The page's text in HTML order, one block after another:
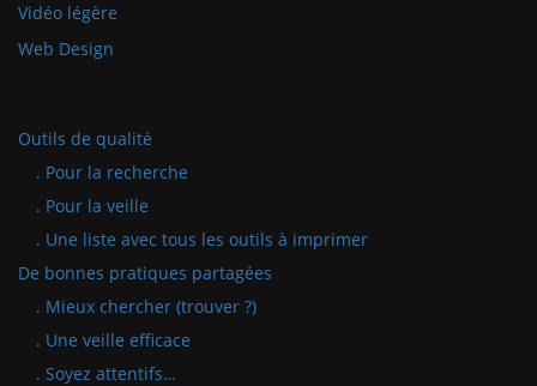
Vidéo légère
Web Design
Outils de qualité
. Pour la recherche
. Pour la veille
. Une liste avec tous les outils à imprimer
De bonnes pratiques partagées
. Mieux chercher (trouver ?)
. Une veille efficace
. Soyez attentifs…